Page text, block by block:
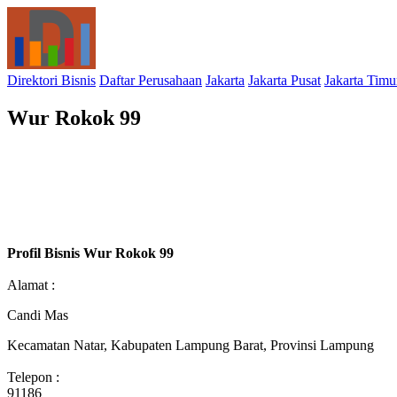
Direktori Bisnis Daftar Perusahaan Jakarta Jakarta Pusat Jakarta
Wur Rokok 99
Profil Bisnis Wur Rokok 99
Alamat :
Candi Mas
Kecamatan Natar, Kabupaten Lampung Barat, Provinsi Lampung
Telepon :
91186